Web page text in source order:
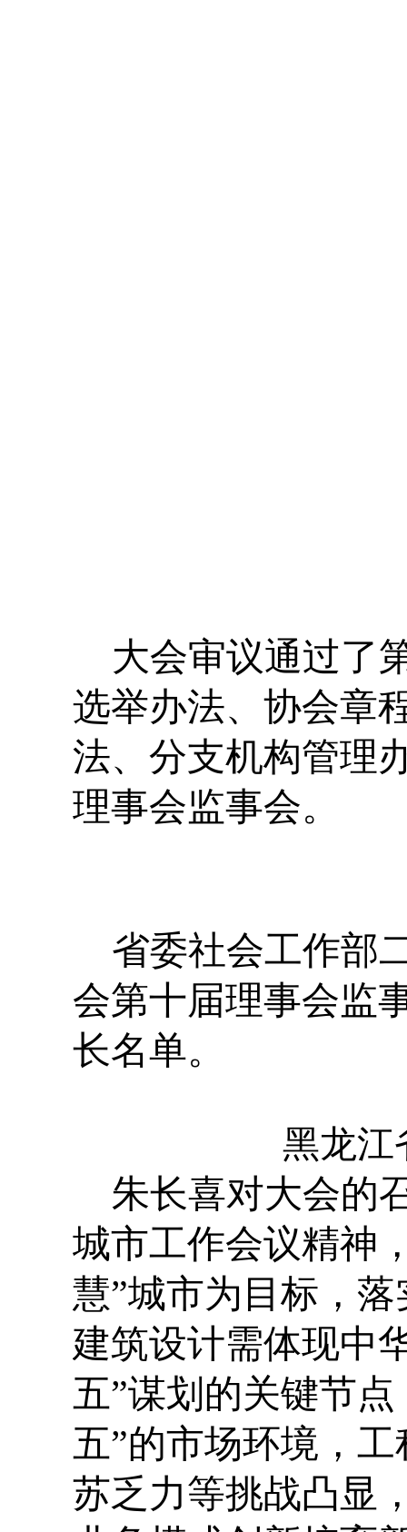
大会审议通过了
选举办法、协会章
法、分支机构管理
理事会监事会。
省委社会工作部
会第十届理事会监
长名单。
黑龙江
朱长喜对大会的
城市工作会议精神
慧”城市为目标，落
建筑设计需体现中
五”谋划的关键节
五”的市场环境，
苏乏力等挑战凸显